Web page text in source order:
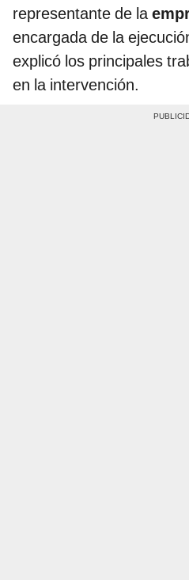
representante de la
encargada de la
explicó los principales
en la intervención.